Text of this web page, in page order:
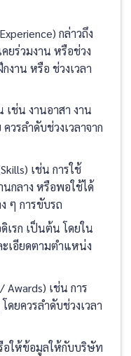
กล่าวถึง
ยร่วมงาน หรือช่วง
งาน หรือ ช่วงเวลา
เช่น งานอาสา งาน
วรลำดับช่วงเวลาจาก
เช่น การใช้
กลาง หรือพอใช้ได้
ๆ การขับรถ
รก เป็นต้น โดยใน
เอียดตามตำแหน่ง
Awards) เช่น การ
ดยควรลำดับช่วงเวลา
อให้ข้อมูลให้กับบริษัท